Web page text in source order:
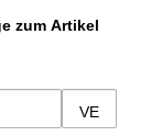
zum Artikel
VE